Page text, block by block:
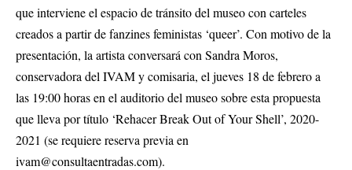
que interviene el espacio de tránsito del museo con carteles
creados a partir de fanzines feministas ‘queer’. Con motivo de la
presentación, la artista conversará con Sandra Moros,
conservadora del IVAM y comisaria, el jueves 18 de febrero a
las 19:00 horas en el auditorio del museo sobre esta propuesta
que lleva por título ‘Rehacer Break Out of Your Shell’, 2020-
2021 (se requiere reserva previa en
ivam@consultaentradas.com).